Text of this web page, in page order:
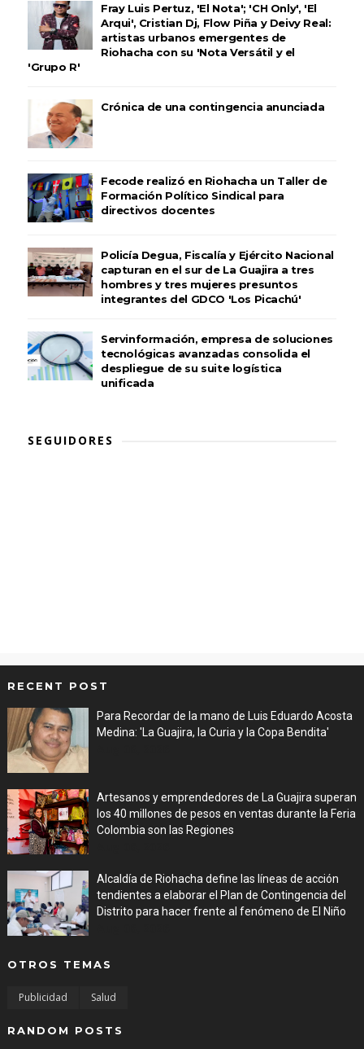
Fray Luis Pertuz, 'El Nota'; 'CH Only', 'El
Arqui', Cristian Dj, Flow Piña y Deivy Real:
artistas urbanos emergentes de
Riohacha con su 'Nota Versátil y el
'Grupo R'
Crónica de una contingencia anunciada
Fecode realizó en Riohacha un Taller de
Formación Político Sindical para
directivos docentes
Policía Degua, Fiscalía y Ejército Nacional
capturan en el sur de La Guajira a tres
hombres y tres mujeres presuntos
integrantes del GDCO 'Los Picachú'
Servinformación, empresa de soluciones
tecnológicas avanzadas consolida el
despliegue de su suite logística
unificada
SEGUIDORES
RECENT POST
Para Recordar de la mano de Luis Eduardo Acosta
Medina: 'La Guajira, la Curia y la Copa Bendita'
Artesanos y emprendedores de La Guajira superan
los 40 millones de pesos en ventas durante la Feria
Colombia son las Regiones
Alcaldía de Riohacha define las líneas de acción
tendientes a elaborar el Plan de Contingencia del
Distrito para hacer frente al fenómeno de El Niño
OTROS TEMAS
Publicidad Salud
RANDOM POSTS